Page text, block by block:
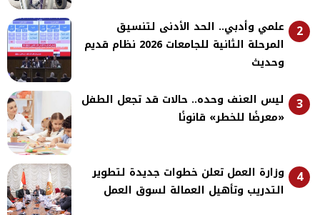
2
علمي وأدبي.. الحد الأدنى لتنسيق
المرحلة الثانية للجامعات 2026 نظام قديم
وحديث
3
ليس العنف وحده.. حالات قد تجعل الطفل
«معرضًا للخطر» قانونًا
4
وزارة العمل تعلن خطوات جديدة لتطوير
التدريب وتأهيل العمالة لسوق العمل